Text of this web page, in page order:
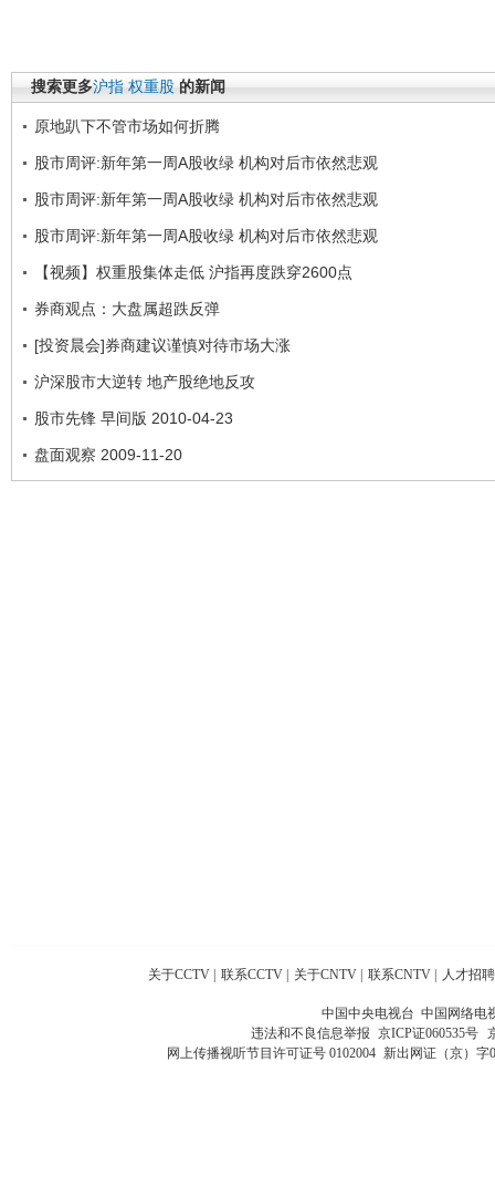
搜索更多沪指 权重股 的新闻
原地趴下不管市场如何折腾
股市周评:新年第一周A股收绿 机构对后市依然悲观
股市周评:新年第一周A股收绿 机构对后市依然悲观
股市周评:新年第一周A股收绿 机构对后市依然悲观
【视频】权重股集体走低 沪指再度跌穿2600点
券商观点：大盘属超跌反弹
[投资晨会]券商建议谨慎对待市场大涨
沪深股市大逆转 地产股绝地反攻
股市先锋 早间版 2010-04-23
盘面观察 2009-11-20
关于CCTV 联系CCTV 关于CNTV 联系CNTV 人才招聘
中国中央电视台 中国网络电
违法和不良信息举报 京ICP证060535号
网上传播视听节目许可证号 0102004 新出网证（京）